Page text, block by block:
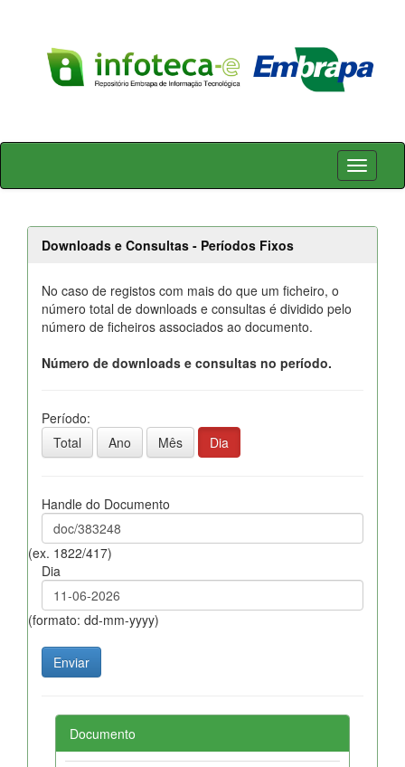
Skip
Downloads e Consultas - Períodos Fixos
No caso de registos com mais do que um ficheiro, o
número total de downloads e consultas é dividido pelo
número de ficheiros associados ao documento.
Número de downloads e consultas no período.
Período:
Total
Ano Mês Dia
Handle do Documento
(ex. 1822/417)
Dia
(formato: dd-mm-yyyy)
Documento